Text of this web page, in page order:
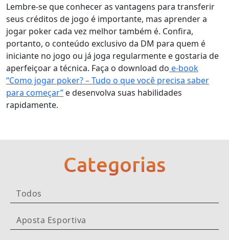
Lembre-se que conhecer as vantagens para transferir
seus créditos de jogo é importante, mas aprender a
jogar poker cada vez melhor também é. Confira,
portanto, o conteúdo exclusivo da DM para quem é
iniciante no jogo ou já joga regularmente e gostaria de
aperfeiçoar a técnica. Faça o download do e-book
“Como jogar poker? – Tudo o que você precisa saber
para começar” e desenvolva suas habilidades
rapidamente.
Categorias
Todos
Aposta Esportiva